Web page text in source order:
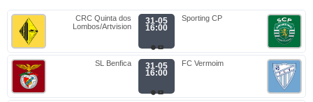
CRC Quinta dos
Lombos/Artvision
31-05
16:00
Sporting CP
SL Benfica 31-05
16:00
FC Vermoim